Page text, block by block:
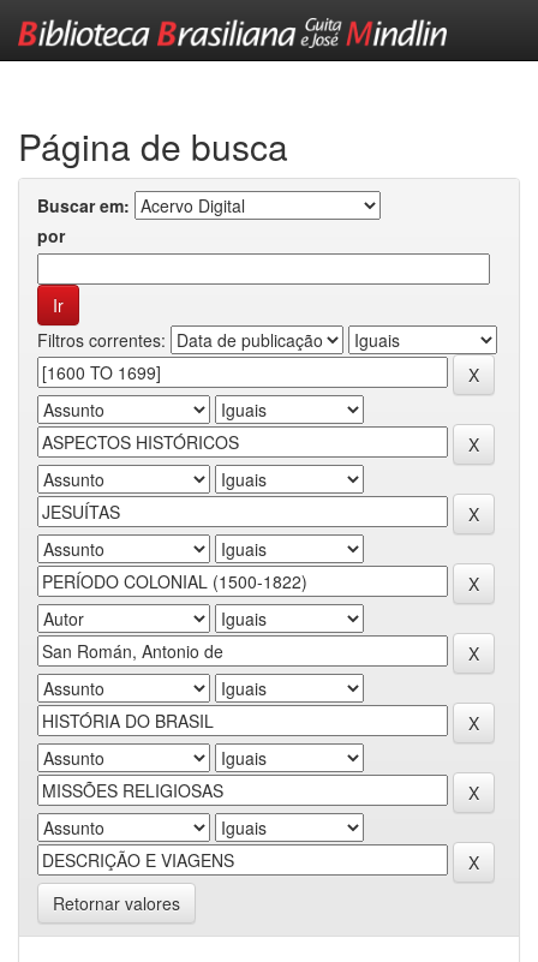
Página de busca
Buscar em:
por
Filtros correntes:
Retornar valores